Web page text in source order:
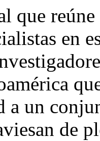
que
en
a un
de